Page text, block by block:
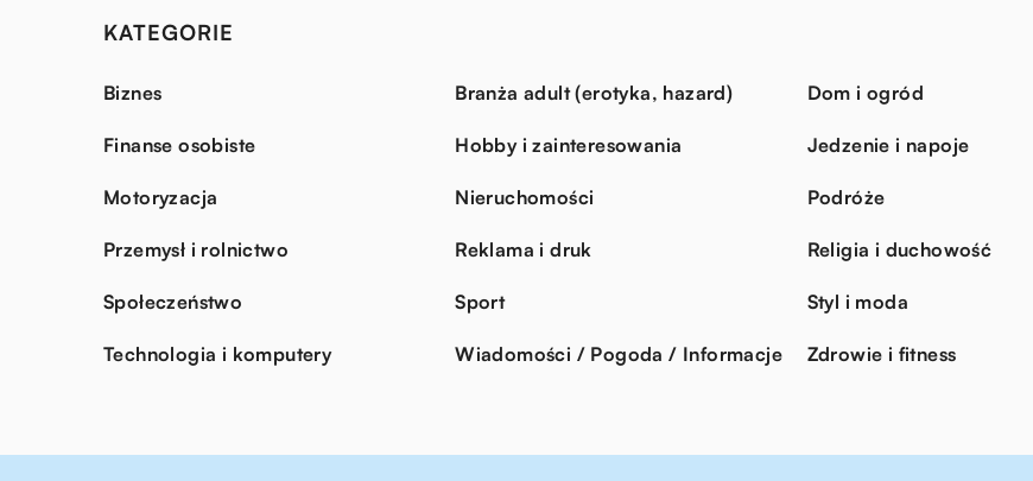
KATEGORIE
Biznes Branża adult (erotyka, hazard) Dom i ogród
Finanse osobiste Hobby i zainteresowania Jedzenie i napoje
Motoryzacja Nieruchomości Podróże
Przemysł i rolnictwo Reklama i druk Religia i duchowość
Społeczeństwo Sport Styl i moda
Technologia i komputery Wiadomości / Pogoda / Informacje Zdrowie i fitness